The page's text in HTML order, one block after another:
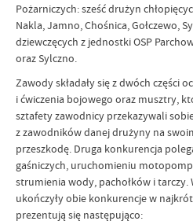
Pożarniczych: sześć drużyn
Nakla, Jamno, Chośnica, Gołczewo,
dziewczęcych z jednostki OSP
oraz Sylczno.
Zawody składały się z dwóch części
i ćwiczenia bojowego oraz musztry,
sztafety zawodnicy przekazywali
z zawodników danej drużyny na
przeszkodę. Druga konkurencja
gaśniczych, uruchomieniu
strumienia wody, pachołków i tarczy.
ukończyły obie konkurencje w
prezentują się następująco: